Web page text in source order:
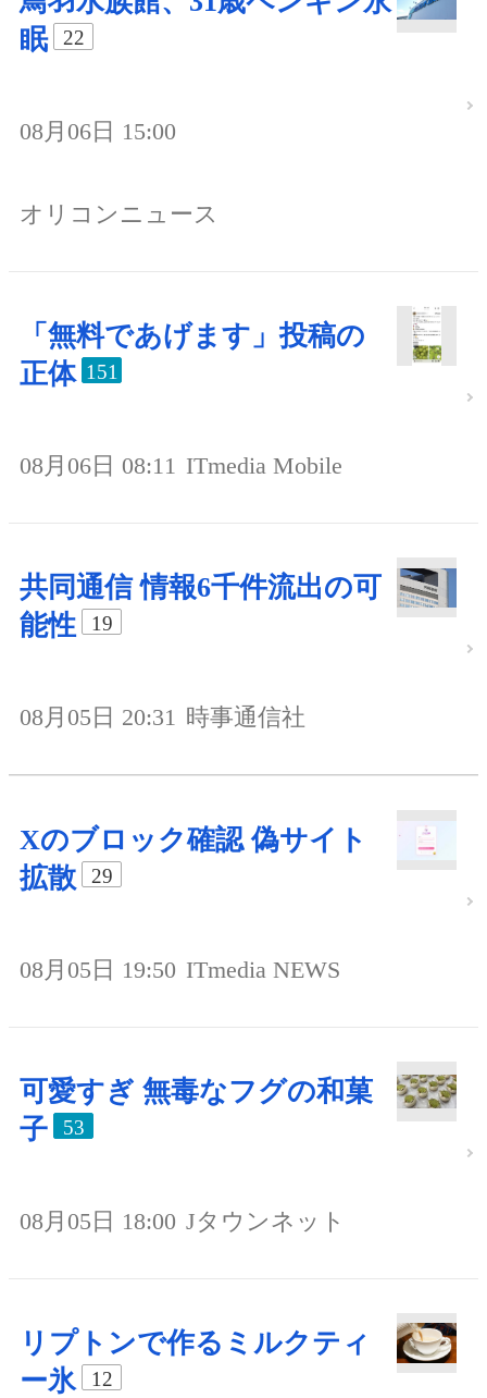
眠
22
08月06日 15:00
オリコンニュース
「無料であげます」投稿の
正体 151
08月06日 08:11 ITmedia Mobile
共同通信 情報6千件流出の可
能性
19
08月05日 20:31 時事通信社
Xのブロック確認 偽サイト
拡散
29
08月05日 19:50 ITmedia NEWS
可愛すぎ 無毒なフグの和菓
子
53
08月05日 18:00 Jタウンネット
リプトンで作るミルクティ
ー氷
12